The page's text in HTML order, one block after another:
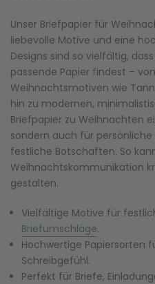
Unser Briefpapier für
liebevolle Motive und eine
Designs sind so vielfältig,
passende Papier findest –
Weihnachtsmotiven wie
hin zu modernen,
Briefpapier zu Weihnachten
sondern auch für persönliche
festliche Botschaften. So
Weihnachtskommunikation
gestalten.
Vielfältige Motive für
Briefumschläge.
Hochwertige Papiersorten
Schreibgefühl.
Perfekt für Briefe,